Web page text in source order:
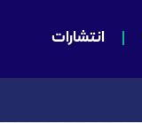
انتشارات